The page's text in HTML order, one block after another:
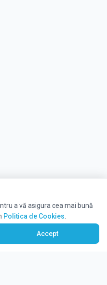
a vă asigura cea mai bună
Politica de Cookies
Accept